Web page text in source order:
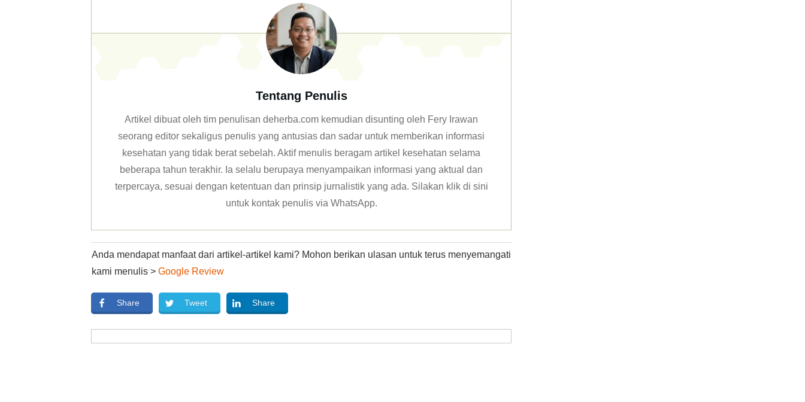
Tentang Penulis
Artikel dibuat oleh tim penulisan deherba.com kemudian disunting oleh Fery Irawan
seorang editor sekaligus penulis yang antusias dan sadar untuk memberikan informasi
kesehatan yang tidak berat sebelah. Aktif menulis beragam artikel kesehatan selama
beberapa tahun terakhir. Ia selalu berupaya menyampaikan informasi yang aktual dan
terpercaya, sesuai dengan ketentuan dan prinsip jurnalistik yang ada. Silakan klik di sini
untuk kontak penulis via WhatsApp.
Anda mendapat manfaat dari artikel-artikel kami? Mohon berikan ulasan untuk terus menyemangati
kami menulis > Google Review
Share Tweet Share